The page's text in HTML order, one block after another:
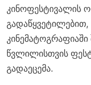
კინოფესტივალის
წვლილისთვის
გადაეცემა.